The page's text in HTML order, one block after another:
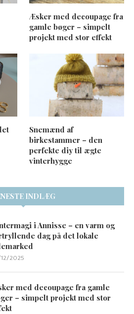
Æsker med decoupage fra
gamle bøger – simpelt
projekt med stor effekt
Snemænd af
birkestammer – den
perfekte diy til ægte
vinterhygge
INDLÆG
i Annisse – en varm og
dag på det lokale
2025
med decoupage fra gamle
– simpelt projekt med stor